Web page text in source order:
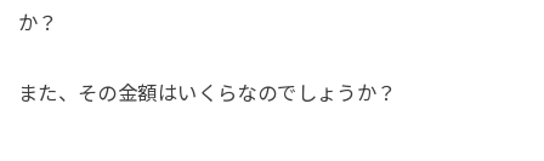
か？
また、その金額はいくらなのでしょうか？